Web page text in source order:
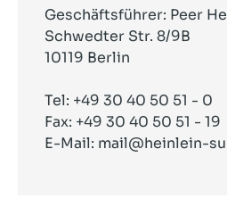
Geschäftsführer: Peer
Schwedter Str. 8/9B
10119 Berlin
Tel: +49 30 40 50 51 - 0
Fax: +49 30 40 50 51 - 19
E-Mail: mail@heinlein-